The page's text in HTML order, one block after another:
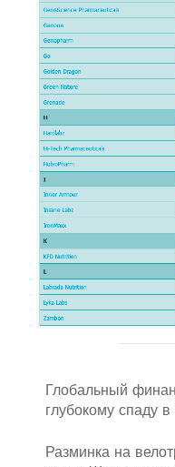
Глобальный
глубокому спаду
Разминка на